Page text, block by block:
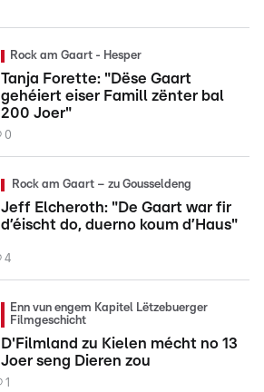
Rock am Gaart - Hesper
Tanja Forette: "Dëse Gaart
gehéiert eiser Famill zënter bal
200 Joer"
0
Rock am Gaart – zu Gousseldeng
Jeff Elcheroth: "De Gaart war fir
d’éischt do, duerno koum d’Haus"
4
Enn vun engem Kapitel Lëtzebuerger
Filmgeschicht
D'Filmland zu Kielen mécht no 13
Joer seng Dieren zou
1